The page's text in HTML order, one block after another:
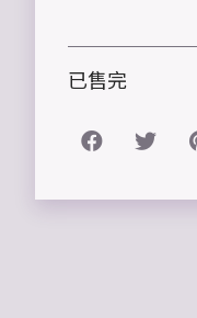
已售完